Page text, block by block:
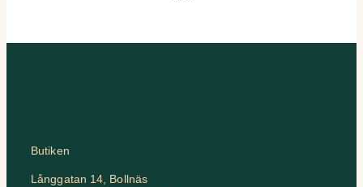
Butiken
Långgatan 14, Bollnäs